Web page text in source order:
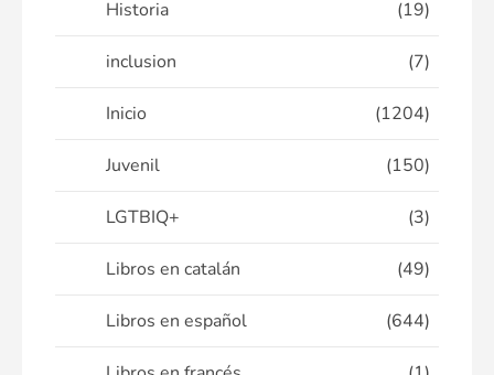
Historia (19)
inclusion (7)
Inicio (1204)
Juvenil (150)
LGTBIQ+ (3)
Libros en catalán (49)
Libros en español (644)